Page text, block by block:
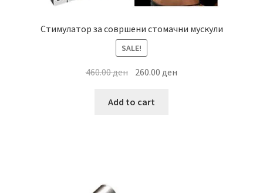
Стимулатор за совршени стомачни мускули
SALE!
460.00ден Original
was:
260.00ден
Add to cart